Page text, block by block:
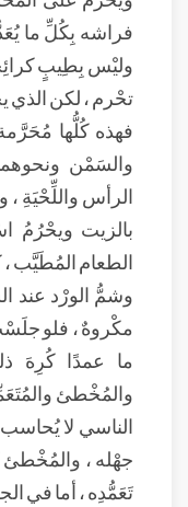
فراشه بِكُلِّ ما
وليْس بِطِيبٍ
تحْرم ، لكن الذي
فهذه كُلُّها
والسَمْن
الرأس واللِّحْيَةِ ،
بالزيت ويحْرُمُ
الطعام المُطَيَّب
وشمُّ الورْد عند
مكْروهٌ ، فلو
ما عمدًا كُرِهَ
والمُخْطئ
الناسي لا
جهْله ، والمُخْطئ
تَعَمُّدِه ، أما في